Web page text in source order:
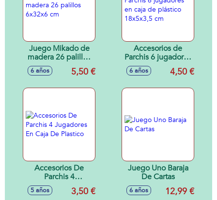
Juego Mikado de
madera 26 palillos
6x32x6 cm
6 años 5,50 €
Accesorios de
Parchis 6 jugadores
en caja de plástico
18x5x3,5 cm
6 años 4,50 €
Accesorios De
Parchis 4
Jugadores En Caja
De Plastico
5 años 3,50 €
Juego Uno Baraja
De Cartas
6 años 12,99 €